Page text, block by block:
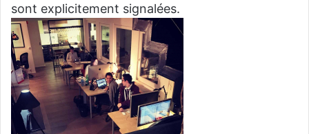
sont explicitement signalées.